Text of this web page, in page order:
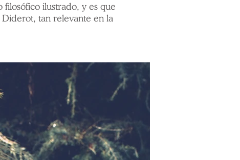
ilustrado, y es que
tan relevante en la